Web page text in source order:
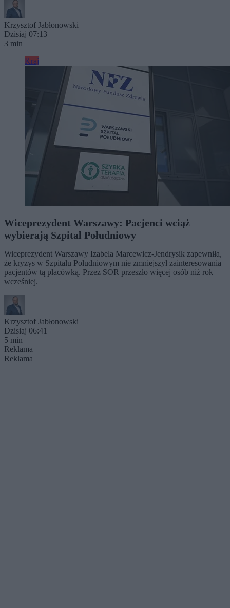
Krzysztof Jabłonowski
Dzisiaj 07:13
3 min
Kraj
Wiceprezydent Warszawy: Pacjenci wciąż
wybierają Szpital Południowy
Wiceprezydent Warszawy Izabela Marcewicz-Jendrysik zapewniła,
że kryzys w Szpitalu Południowym nie zmniejszył zainteresowania
pacjentów tą placówką. Przez SOR przeszło więcej osób niż rok
wcześniej.
Krzysztof Jabłonowski
Dzisiaj 06:41
5 min
Reklama
Reklama